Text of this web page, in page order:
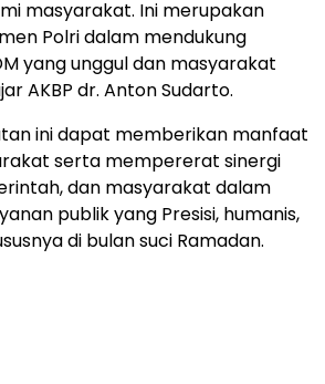
masyarakat. Ini merupakan
Polri dalam mendukung
yang unggul dan masyarakat
AKBP dr. Anton Sudarto.
ini dapat memberikan manfaat
serta mempererat sinergi
dan masyarakat dalam
publik yang Presisi, humanis,
di bulan suci Ramadan.